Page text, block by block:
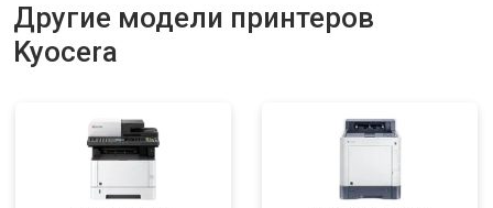
Другие модели принтеров
Kyocera